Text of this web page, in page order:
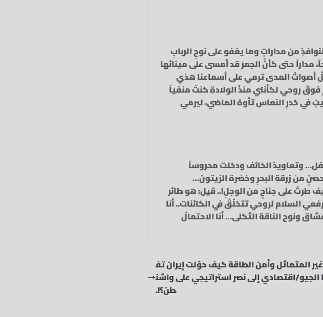
من مداراتٍ وما يغفو على نوحِ الربابِ
حتى كأنَّ الجمرَ قد أمسى على مينائها
أصواتُ المدى ترمي على أسماعنا هذي
فوقَ روحي لكأنني منذُ الولادةِ كنتُ منفياً
في خدرِ النعاس تأوهُ الماضي، ليرمي
وتعاويذ الخائف‏ ودخلت محروساً
من زرقةِ البحرِ‏ وخضرة الزيتون…‏
طرتُ على جناحٍ من الوجلِ!‏.. قيل: هو طائر
السلام لروحي تتخلّقُ في الكائنات.‏. أنا
ونوح الناقة الثكلى…‏ أنا الاحتمالُ
غير المتماثل وأمن الطاقة كيف حوّلت إيران تف
الجيو/اقتصادي إلى نصر استراتيجي على واشن
طن؟!.